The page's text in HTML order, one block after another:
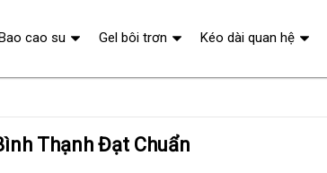
Thạnh Đạt Chuẩn
cao su Gel bôi trơn Kéo dài quan hệ